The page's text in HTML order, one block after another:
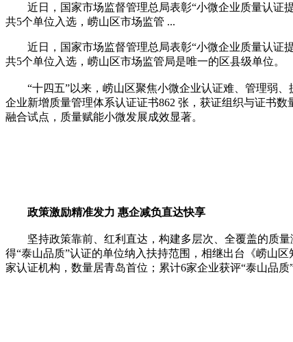
近日，国家市场监督管理总局表彰“小微企业质量认证提
共5个单位入选，崂山区市场监管 ...
近日，国家市场监督管理总局表彰“小微企业质量认证提
共5个单位入选，崂山区市场监管局是唯一的区县级单位。
“十四五”以来，崂山区聚焦小微企业认证难、管理弱、
企业新增质量管理体系认证证书862 张，获证组织与证书
融合试点，质量赋能小微发展成效显著。
政策激励精准发力 惠企减负直达快享
坚持政策靠前、红利直达，构建多层次、全覆盖的质量
得“泰山品质”认证的单位纳入扶持范围，相继出台《崂山
家认证机构，数量居青岛首位；累计6家企业获评“泰山品质